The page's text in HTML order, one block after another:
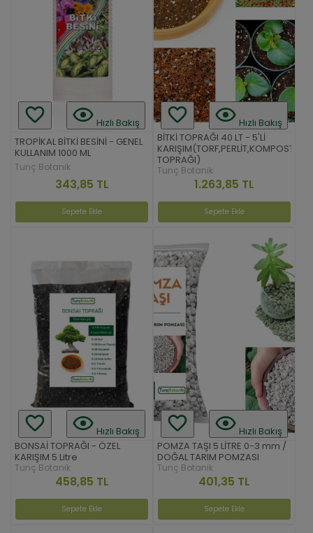
Hızlı Bakış
TROPİKAL BİTKİ BESİNİ - GENEL
KULLANIM 1000 ML
Tunç Botanik
343,85 TL
Sepete Ekle
Hızlı Bakış
BİTKİ TOPRAĞI 40 LT - 5'Lİ
TOPRAĞI)
Tunç Botanik
1.263,85 TL
Sepete Ekle
Hızlı Bakış
BONSAİ TOPRAĞI - ÖZEL
KARIŞIM 5 Litre
Tunç Botanik
458,85 TL
Sepete Ekle
Hızlı Bakış
POMZA TAŞI 5 LİTRE 0-3 mm /
DOĞAL TARIM POMZASI
Tunç Botanik
401,35 TL
Sepete Ekle